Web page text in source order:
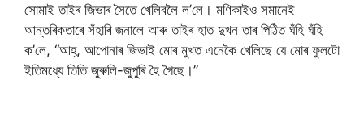
সোমাই তাইৰ জিভাৰ সৈতে খেলিবলৈ ল’লে। মণিকাইও সমানেই
আন্তৰিকতাৰে সঁহাৰি জনালে আৰু তাইৰ হাত দুখন তাৰ পিঠিত ঘঁহি ঘঁহি
ক’লে, “আহ্, আপোনাৰ জিভাই মোৰ মুখত এনেকৈ খেলিছে যে মোৰ ফুলটো
ইতিমধ্যে তিতি জুৰুলি-জুপুৰি হৈ গৈছে।”